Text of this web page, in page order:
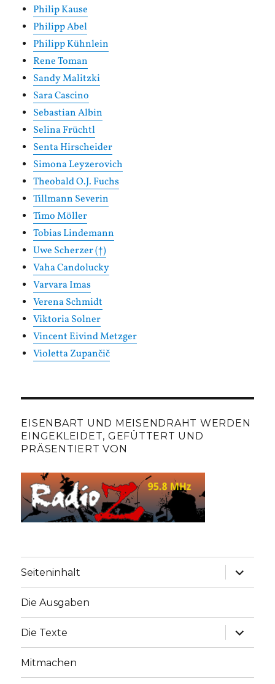
Philip Kause
Philipp Abel
Philipp Kühnlein
Rene Toman
Sandy Malitzki
Sara Cascino
Sebastian Albin
Selina Früchtl
Senta Hirscheider
Simona Leyzerovich
Theobald O.J. Fuchs
Tillmann Severin
Timo Möller
Tobias Lindemann
Uwe Scherzer (†)
Vaha Candolucky
Varvara Imas
Verena Schmidt
Viktoria Solner
Vincent Eivind Metzger
Violetta Zupančič
EISENBART UND MEISENDRAHT WERDEN
EINGEKLEIDET, GEFÜTTERT UND
PRÄSENTIERT VON
Seiteninhalt
Die Ausgaben
Die Texte
Mitmachen